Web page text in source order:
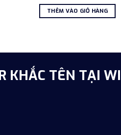
là:
5.900.000 ₫.
THÊM VÀO GIỎ HÀNG
KHẮC TÊN TẠI